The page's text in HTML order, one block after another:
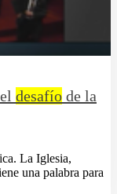
desafío de la
La Iglesia,
una palabra para